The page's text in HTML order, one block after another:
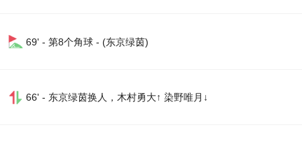
69' - 第8个角球 - (东京绿茵)
66' - 东京绿茵换人，木村勇大↑ 染野唯月↓